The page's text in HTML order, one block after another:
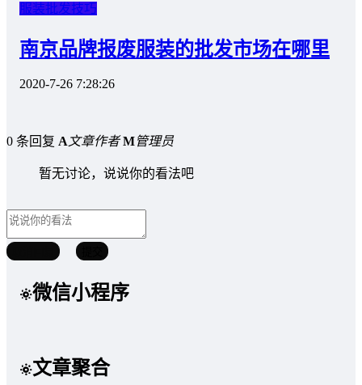
服装批发技巧
南京品牌报废服装的批发市场在哪里
2020-7-26 7:28:26
0 条回复 A文章作者 M管理员
暂无讨论，说说你的看法吧
微信小程序
文章聚合